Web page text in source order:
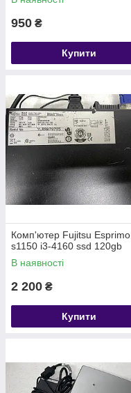
950 ₴
Купити
Комп'ютер Fujitsu Esprimo
s1150 i3-4160 ssd 120gb
В наявності
2 200 ₴
Купити